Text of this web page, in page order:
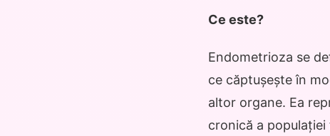
Ce este?
Endometrioza se
ce căptușește în
altor organe. Ea
cronică a populației